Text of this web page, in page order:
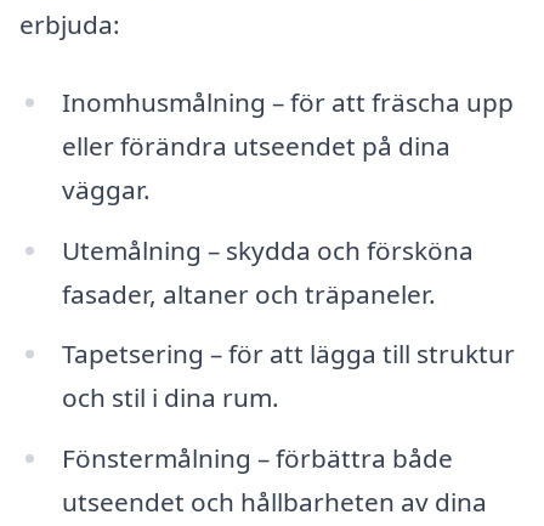
erbjuda:
Inomhusmålning – för att fräscha upp
eller förändra utseendet på dina
väggar.
Utemålning – skydda och försköna
fasader, altaner och träpaneler.
Tapetsering – för att lägga till struktur
och stil i dina rum.
Fönstermålning – förbättra både
utseendet och hållbarheten av dina